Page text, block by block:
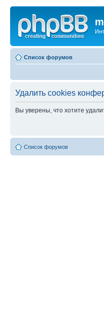
Список форумов
Удалить cookies
Вы уверены, что хотите
Список форумов